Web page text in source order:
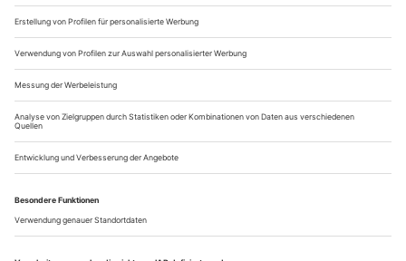
«Es braucht viel mehr behinderte Bosse»
Saioa Alvarez Ruiz ist Performerin und sie ist kleinwüchsig. Ein
Gespräch über neue, geile Realitäten, faule Kiffer und Urlaub mit sich
selbst
Saioa Alvarez Ruiz, 32, sitzt nach 2 Stunden, 40 Minuten Tanzen,
Strippen und Schwimmen in «Ophelia’s Got Talent» im Foyer der
Berliner Volksbühne und wirkt so energiegeladen, als wäre sie
gerade erst aufgestanden.
Anna FastabendWie geht es Ihnen, Frau Alvarez?
Saioa Alvarez RuizGut. Ich bin glücklich und wieder warm